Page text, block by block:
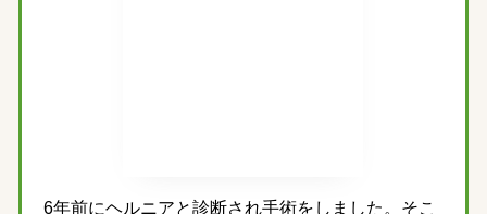
6年前にヘルニアと診断され手術をしました。そこ